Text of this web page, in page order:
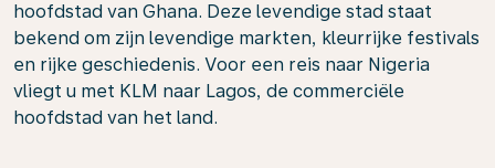
hoofdstad van Ghana. Deze levendige stad staat
bekend om zijn levendige markten, kleurrijke festivals
en rijke geschiedenis. Voor een reis naar Nigeria
vliegt u met KLM naar Lagos, de commerciële
hoofdstad van het land.